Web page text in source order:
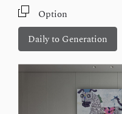
Option
Daily to Generation